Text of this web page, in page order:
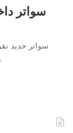
سواتر
سواتر حديد
جميع